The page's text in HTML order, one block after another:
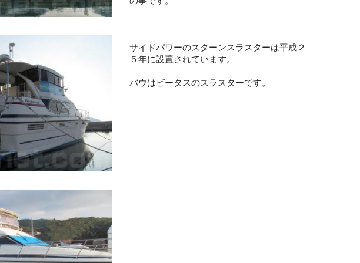
サイドパワーのスターンスラスターは平成２
５年に設置されています。
バウはビータスのスラスターです。